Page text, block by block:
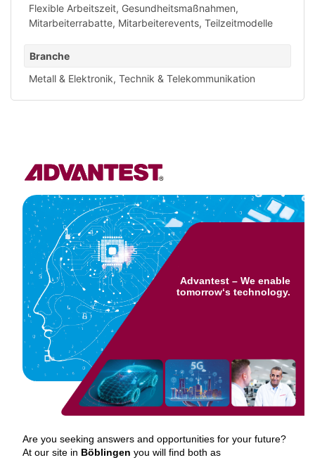
Flexible Arbeitszeit, Gesundheitsmaßnahmen,
Mitarbeiterrabatte, Mitarbeiterevents, Teilzeitmodelle
Branche
Metall & Elektronik, Technik & Telekommunikation